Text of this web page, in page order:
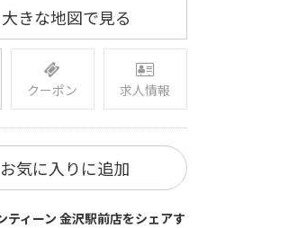
大きな地図で見る
クーポン 求人情報
お気に入りに追加
ティーン 金沢駅前店をシェアす